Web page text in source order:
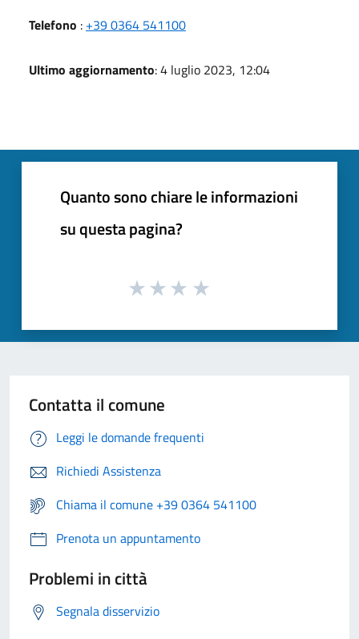
Telefono : +39 0364 541100
Ultimo aggiornamento: 4 luglio 2023, 12:04
Quanto sono chiare le informazioni
su questa pagina?
Contatta il comune
Leggi le domande frequenti
Richiedi Assistenza
Chiama il comune +39 0364 541100
Prenota un appuntamento
Problemi in città
Segnala disservizio